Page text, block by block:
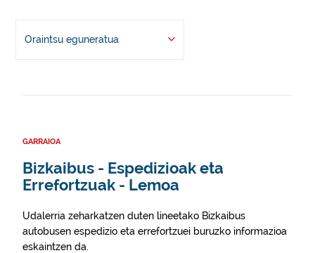
Oraintsu eguneratua
GARRAIOA
Bizkaibus - Espedizioak eta
Errefortzuak - Lemoa
Udalerria zeharkatzen duten lineetako Bizkaibus
autobusen espedizio eta errefortzuei buruzko informazioa
eskaintzen da.